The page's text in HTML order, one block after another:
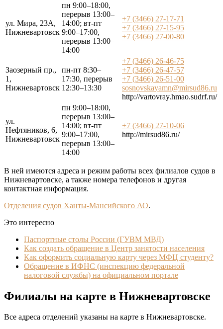
ул. Мира, 23А,
Нижневартовск
пн 9:00–18:00,
перерыв 13:00–
14:00; вт-пт
9:00–17:00,
перерыв 13:00–
14:00
+7 (3466) 27-17-71
+7 (3466) 27-15-95
+7 (3466) 27-00-80
Заозерный пр.,
1,
Нижневартовск
пн-пт 8:30–
17:30, перерыв
12:30–13:30
+7 (3466) 26-46-75
+7 (3466) 26-47-57
+7 (3466) 26-51-00
sosnovskayamn@mirsud86.ru
http://vartovray.hmao.sudrf.ru/
ул.
Нефтяников, 6,
Нижневартовск
пн 9:00–18:00,
перерыв 13:00–
14:00; вт-пт
9:00–17:00,
перерыв 13:00–
14:00
+7 (3466) 27-10-06
http://mirsud86.ru/
В ней имеются адреса и режим работы всех филиалов судов в
Нижневартовске, а также номера телефонов и другая
контактная информация.
Отделения судов Ханты-Мансийского АО.
Это интересно
Паспортные столы России (ГУВМ МВД)
Как создать обращение в Центр занятости населения
Как оформить социальную карту через МФЦ студенту?
Обращение в ИФНС (инспекцию федеральной
налоговой службы) на официальном портале
Филиалы на карте в Нижневартовске
Все адреса отделений указаны на карте в Нижневартовске.